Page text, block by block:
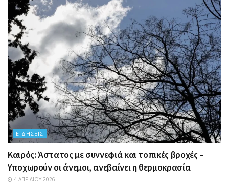
ΕΙΔΉΣΕΙΣ
Καιρός: Άστατος με συννεφιά και τοπικές βροχές –
Υποχωρούν οι άνεμοι, ανεβαίνει η θερμοκρασία
4 ΑΠΡΙΛΊΟΥ 2026